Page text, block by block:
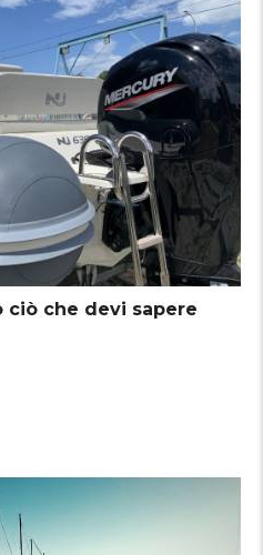
ciò che devi sapere